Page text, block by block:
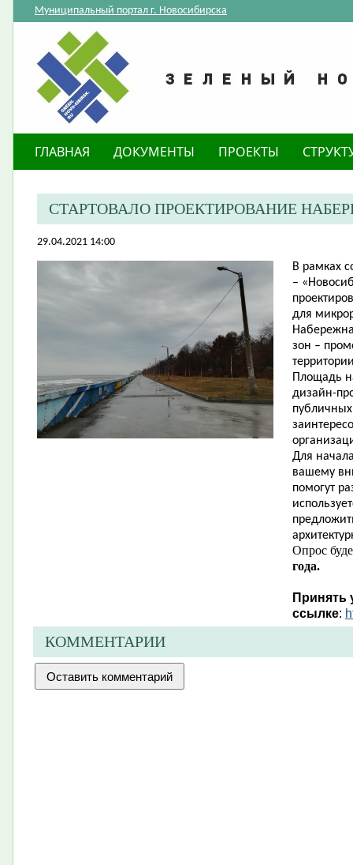
Муниципальный портал г. Новосибирска
ГЛАВНАЯ ДОКУМЕНТЫ ПРОЕКТЫ
СТАРТОВАЛО ПРОЕКТИРОВАНИЕ
29.04.2021 14:00
В рамках
–
для
зон –
Площадь
дизайн-
Для
вашему
помогут
Опрос
года.
Принять
ссылке:
КОММЕНТАРИИ